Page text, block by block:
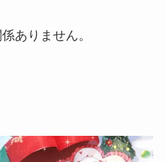
ありません。